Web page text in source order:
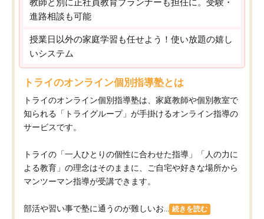
教師と別に正社員教育プランナーも担任に。受験・
進路相談も可能
授業日以外の家庭学習も任せよう！使い放題の嬉し
いシステム
トライのオンライン個別指導塾とは
トライのオンライン個別指導塾は、家庭教師や個別教室で
知られる「トライグループ」が手掛けるオンライン指導の
サービスです。
トライの「一人ひとりの個性に合わせた指導」「人の力に
よる教育」の理念はそのままに、ご自宅や好きな場所から
マンツーマン指導が受講できます。
部活や習い事で塾に通うのが難しいお... 続きを読む